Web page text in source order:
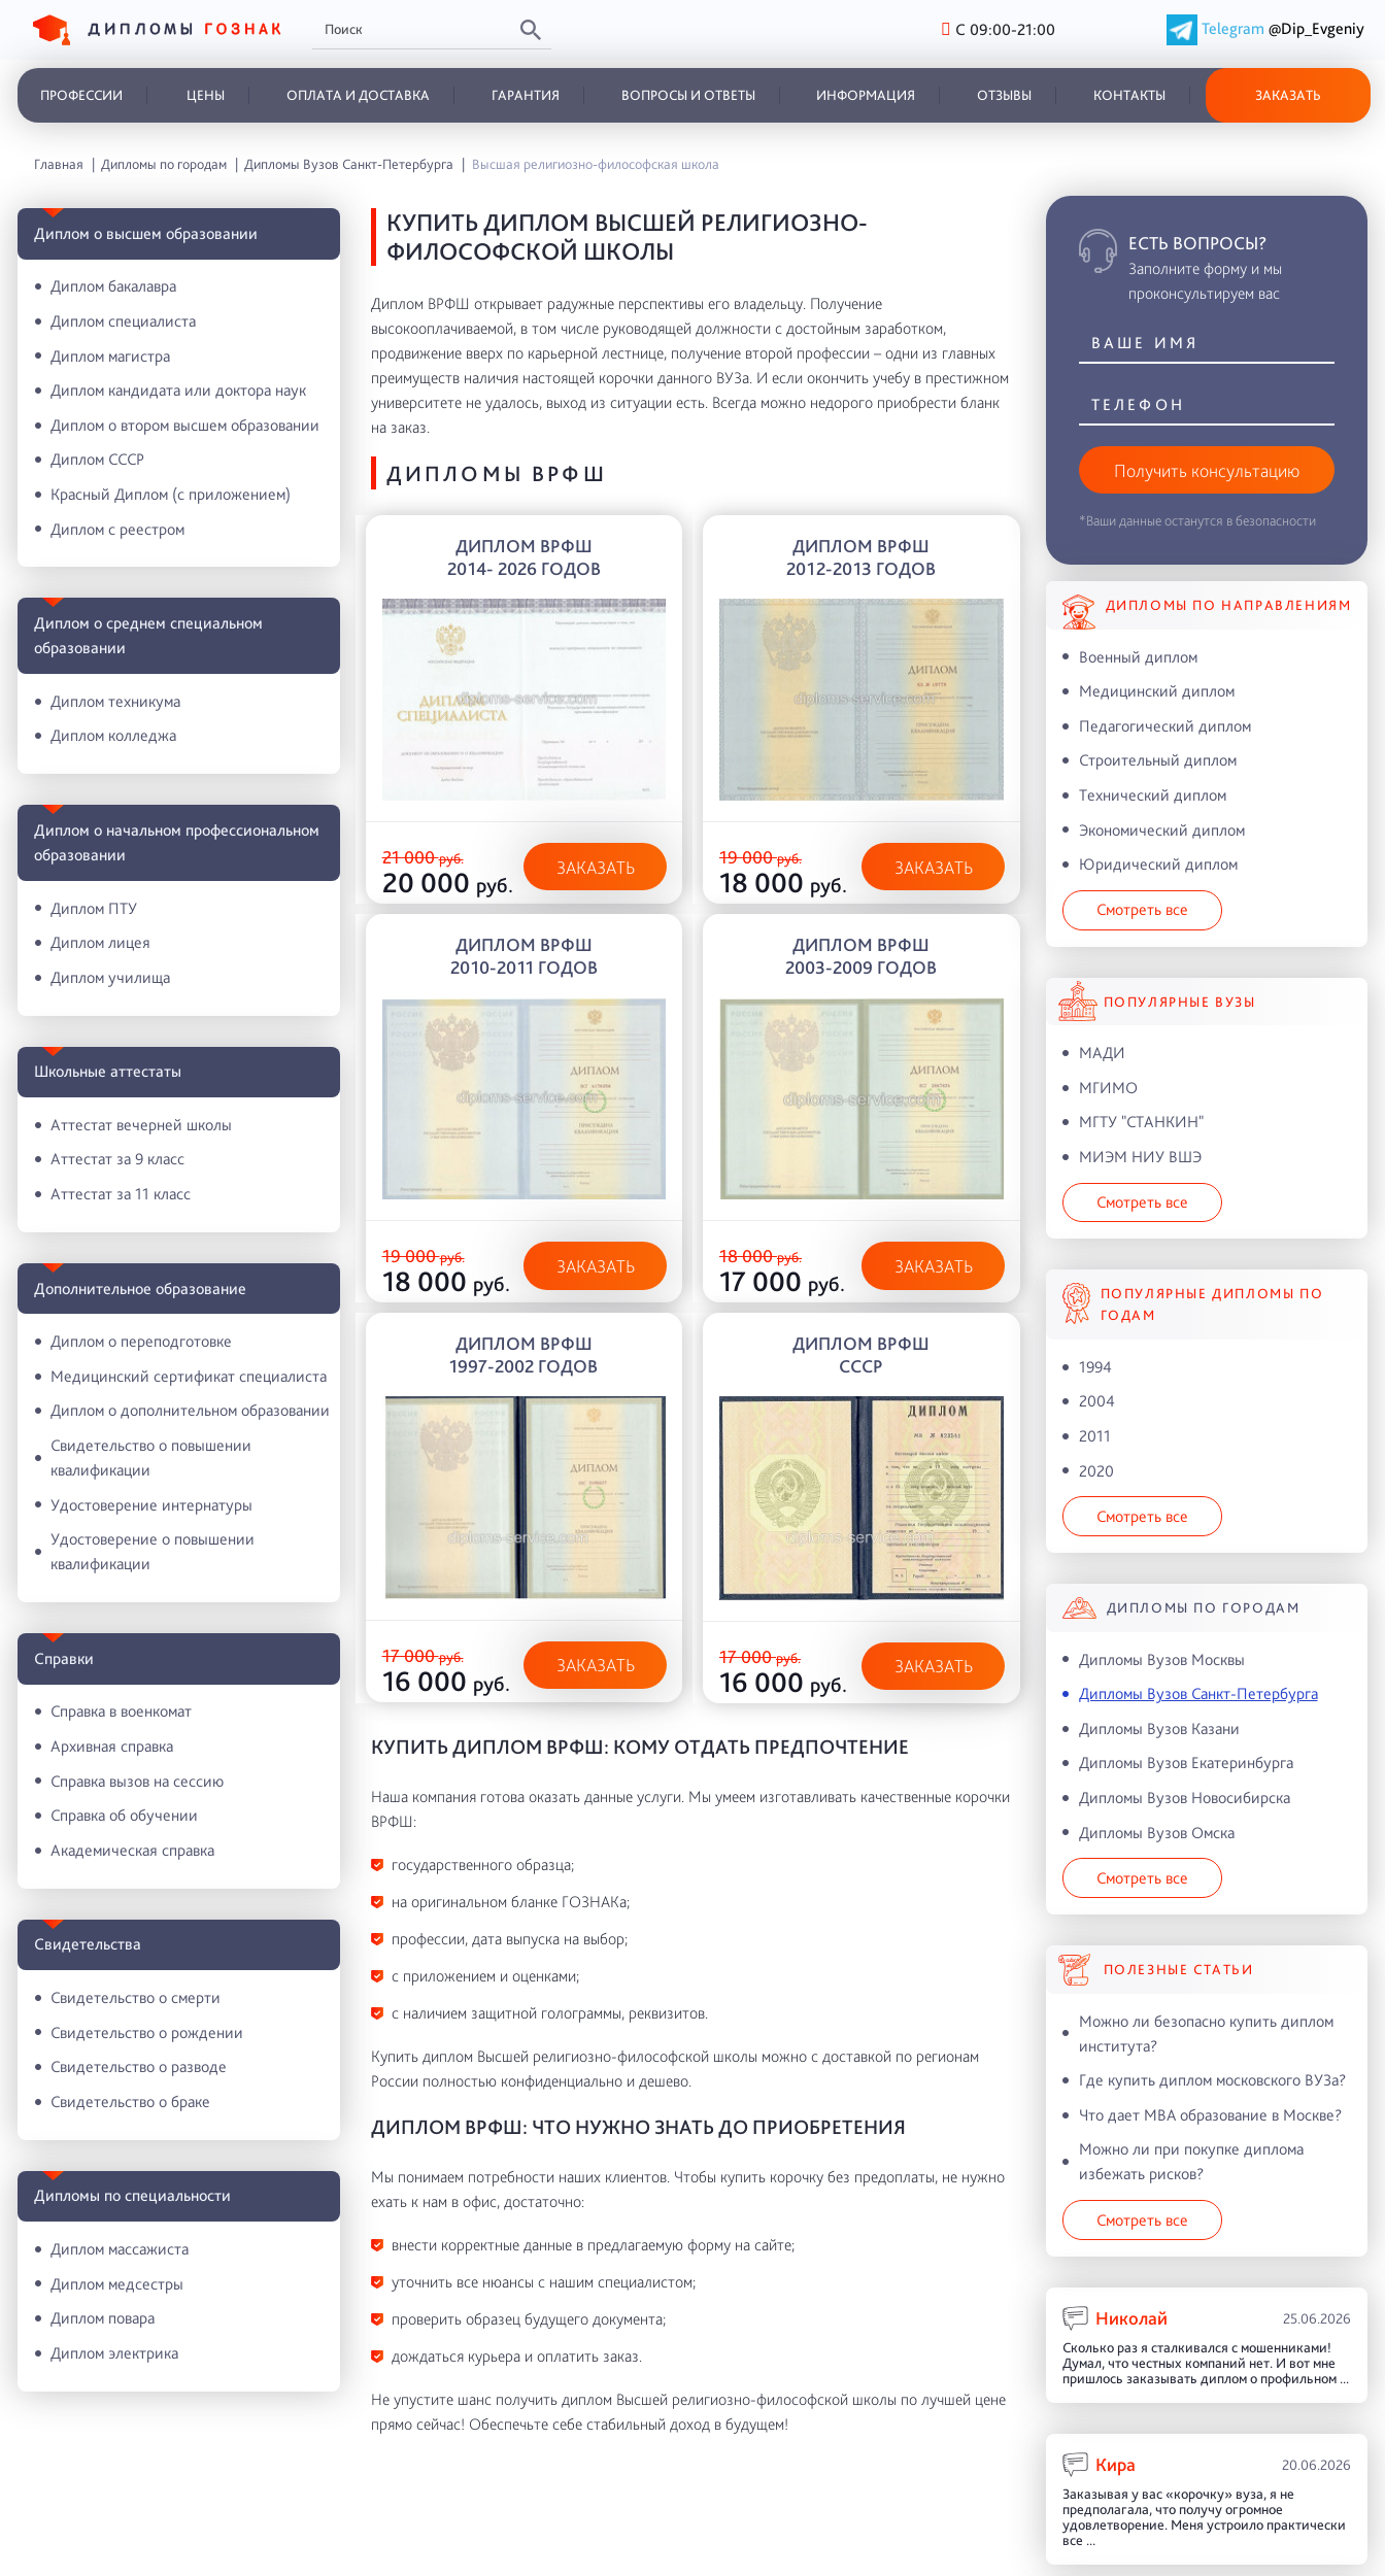
С 09:00-21:00 Telegram @Dip_Evgeniy
ПРОФЕССИИ ЦЕНЫ ОПЛАТА И ДОСТАВКА ГАРАНТИЯ ВОПРОСЫ И ОТВЕТЫ ИНФОРМАЦИЯ ОТЗЫВЫ КОНТАКТЫ ЗАКАЗАТЬ
Главная Дипломы по городам Дипломы Вузов Санкт-Петербурга Высшая религиозно-философская школа
Диплом о высшем образовании
Диплом бакалавра
Диплом специалиста
Диплом магистра
Диплом кандидата или доктора наук
Диплом о втором высшем образовании
Диплом СССР
Красный Диплом (с приложением)
Диплом с реестром
Диплом о среднем специальном
образовании
Диплом техникума
Диплом колледжа
Диплом о начальном профессиональном
oбразовании
Диплом ПТУ
Диплом лицея
Диплом училища
Школьные аттестаты
Аттестат вечерней школы
Аттестат за 9 класс
Аттестат за 11 класс
Дополнительное образование
Диплом о переподготовке
Медицинский сертификат специалиста
Диплом о дополнительном образовании
Свидетельство о повышении
квалификации
Удостоверение интернатуры
Удостоверение о повышении
квалификации
Справки
Справка в военкомат
Архивная справка
Справка вызов на сессию
Справка об обучении
Академическая справка
Свидетельства
Свидетельство о смерти
Свидетельство о рождении
Свидетельство о разводе
Свидетельство о браке
Дипломы по специальности
Диплом массажиста
Диплом медсестры
Диплом повара
Диплом электрика
КУПИТЬ ДИПЛОМ ВЫСШЕЙ РЕЛИГИОЗНО-
ФИЛОСОФСКОЙ ШКОЛЫ
Диплом ВРФШ открывает радужные перспективы его владельцу. Получение
высокооплачиваемой, в том числе руководящей должности с достойным заработком,
продвижение вверх по карьерной лестнице, получение второй профессии – одни из главных
преимуществ наличия настоящей корочки данного ВУЗа. И если окончить учебу в престижном
университете не удалось, выход из ситуации есть. Всегда можно недорого приобрести бланк
на заказ.
ДИПЛОМЫ ВРФШ
ДИПЛОМ ВРФШ
2014- 2026 ГОДОВ
21 000руб.
20 000 руб.
ЗАКАЗАТЬ
ДИПЛОМ ВРФШ
2012-2013 ГОДОВ
19 000руб.
18 000 руб.
ЗАКАЗАТЬ
ДИПЛОМ ВРФШ
2010-2011 ГОДОВ
19 000руб.
18 000 руб.
ЗАКАЗАТЬ
ДИПЛОМ ВРФШ
2003-2009 ГОДОВ
18 000руб.
17 000 руб.
ЗАКАЗАТЬ
ДИПЛОМ ВРФШ
1997-2002 ГОДОВ
17 000руб.
16 000 руб.
ЗАКАЗАТЬ
ДИПЛОМ ВРФШ
СССР
17 000руб.
16 000 руб.
ЗАКАЗАТЬ
КУПИТЬ ДИПЛОМ ВРФШ: КОМУ ОТДАТЬ ПРЕДПОЧТЕНИЕ
Наша компания готова оказать данные услуги. Мы умеем изготавливать качественные корочки
ВРФШ:
государственного образца;
на оригинальном бланке ГОЗНАКа;
профессии, дата выпуска на выбор;
с приложением и оценками;
с наличием защитной голограммы, реквизитов.
Купить диплом Высшей религиозно-философской школы можно с доставкой по регионам
России полностью конфиденциально и дешево.
ДИПЛОМ ВРФШ: ЧТО НУЖНО ЗНАТЬ ДО ПРИОБРЕТЕНИЯ
Мы понимаем потребности наших клиентов. Чтобы купить корочку без предоплаты, не нужно
ехать к нам в офис, достаточно:
внести корректные данные в предлагаемую форму на сайте;
уточнить все нюансы с нашим специалистом;
проверить образец будущего документа;
дождаться курьера и оплатить заказ.
Не упустите шанс получить диплом Высшей религиозно-философской школы по лучшей цене
прямо сейчас! Обеспечьте себе стабильный доход в будущем!
ЕСТЬ ВОПРОСЫ?
Заполните форму и мы
проконсультируем вас
Получить консультацию
*Ваши данные останутся в безопасности
ДИПЛОМЫ ПО НАПРАВЛЕНИЯМ
Военный диплом
Медицинский диплом
Педагогический диплом
Строительный диплом
Технический диплом
Экономический диплом
Юридический диплом
Смотреть все
ПОПУЛЯРНЫЕ ВУЗЫ
МАДИ
МГИМО
МГТУ "СТАНКИН"
МИЭМ НИУ ВШЭ
Смотреть все
ПОПУЛЯРНЫЕ ДИПЛОМЫ ПО
ГОДАМ
1994
2004
2011
2020
Смотреть все
ДИПЛОМЫ ПО ГОРОДАМ
Дипломы Вузов Москвы
Дипломы Вузов Санкт-Петербурга
Дипломы Вузов Казани
Дипломы Вузов Екатеринбурга
Дипломы Вузов Новосибирска
Дипломы Вузов Омска
Смотреть все
ПОЛЕЗНЫЕ СТАТЬИ
Можно ли безопасно купить диплом
института?
Где купить диплом московского ВУЗа?
Что дает MBA образование в Москве?
Можно ли при покупке диплома
избежать рисков?
Смотреть все
Николай 25.06.2026
Сколько раз я сталкивался с мошенниками!
Думал, что честных компаний нет. И вот мне
пришлось заказывать диплом о профильном ...
Кира 20.06.2026
Заказывая у вас «корочку» вуза, я не
предполагала, что получу огромное
удовлетворение. Меня устроило практически
все ...